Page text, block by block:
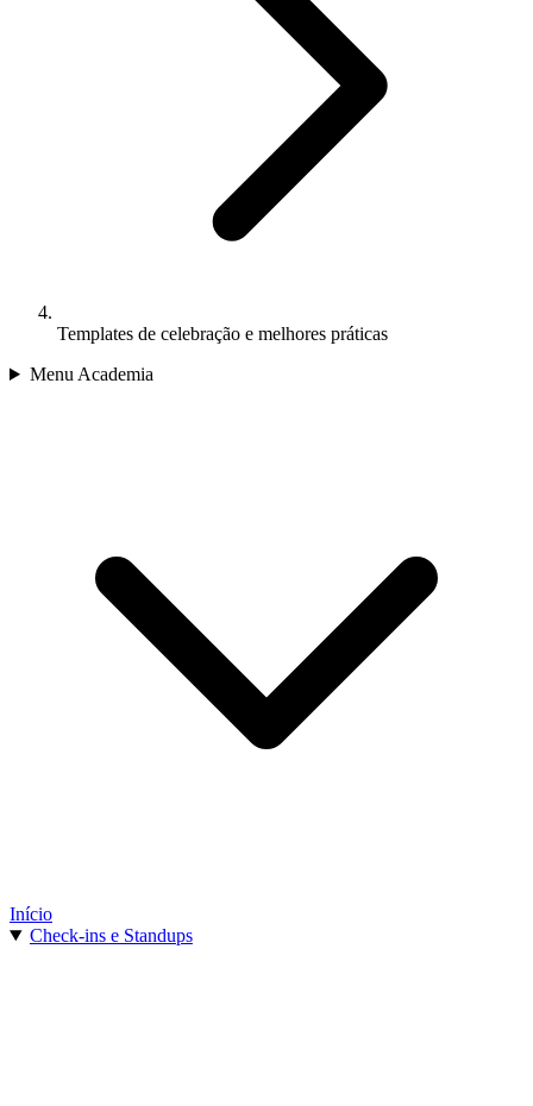
Templates de celebração e melhores práticas
Menu Academia
Início
Check-ins e Standups